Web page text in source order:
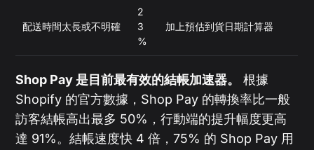
配送時間太長或不明確
2
3
%
加上預估到貨日期計算器
Shop Pay 是目前最有效的結帳加速器。
根據
Shopify 的官方數據，Shop Pay 的轉換率比一般
訪客結帳高出最多 50%，行動端的提升幅度更高
達 91%。結帳速度快 4 倍，75% 的 Shop Pay 用